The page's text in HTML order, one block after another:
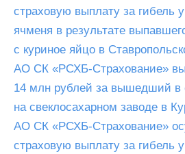
страховую выплату за гибель
ячменя в результате
с куриное яйцо в
АО СК «РСХБ-Страхование»
14 млн рублей за вышедший в
на свеклосахарном заводе в
АО СК «РСХБ-Страхование»
страховую выплату за гибель